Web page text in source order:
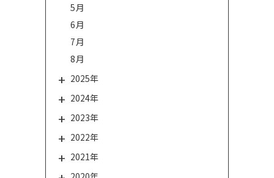
5月
6月
7月
8月
2025年
2024年
2023年
2022年
2021年